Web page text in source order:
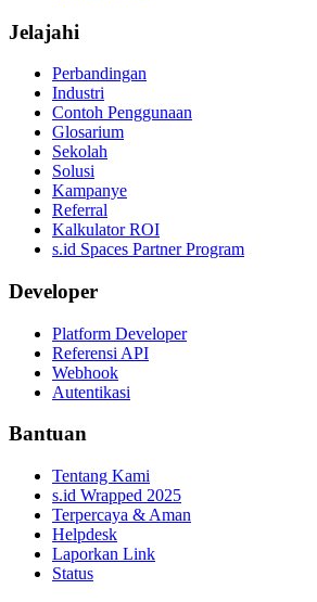
Jelajahi
Perbandingan
Industri
Contoh Penggunaan
Glosarium
Sekolah
Solusi
Kampanye
Referral
Kalkulator ROI
s.id Spaces Partner Program
Developer
Platform Developer
Referensi API
Webhook
Autentikasi
Bantuan
Tentang Kami
s.id Wrapped 2025
Terpercaya & Aman
Helpdesk
Laporkan Link
Status